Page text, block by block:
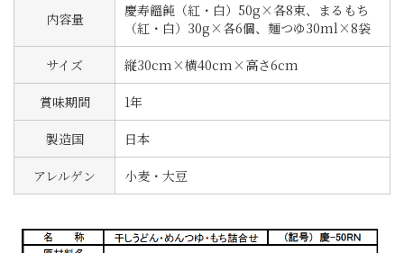
内容量
慶寿饂飩（紅・白）50g×各8束、まるもち
（紅・白）30g×各6個、麺つゆ30ml×8袋
サイズ 縦30cm×横40cm×高さ6cm
賞味期間 1年
製造国 日本
アレルゲン 小麦・大豆